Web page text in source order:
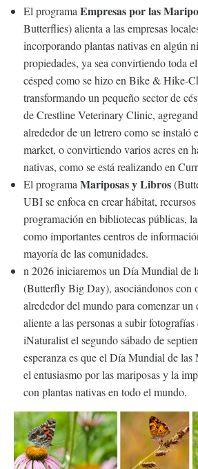
El programa Empresas por las
Butterflies) alienta a las empresas
incorporando plantas nativas en algún
propiedades, ya sea convirtiendo toda
césped como se hizo en Bike & Hike-
transformando un pequeño sector de
de Crestline Veterinary Clinic,
alrededor de un letrero como se instaló
market, o convirtiendo varios acres en
nativas, como se está realizando en
El programa Mariposas y Libros
UBI se enfoca en crear hábitat,
programación en bibliotecas públicas,
como importantes centros de
mayoría de las comunidades.
n 2026 iniciaremos un Día Mundial de
(Butterfly Big Day), asociándonos con
alrededor del mundo para comenzar un
aliente a las personas a subir fotografías
iNaturalist el segundo sábado de
esperanza es que el Día Mundial de las
el entusiasmo por las mariposas y la
con plantas nativas en todo el mundo.